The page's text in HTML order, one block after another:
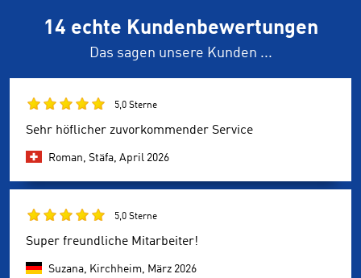
14 echte Kundenbewertungen
Das sagen unsere Kunden ...
5,0 Sterne
Sehr höflicher zuvorkommender Service
Roman, Stäfa, April 2026
5,0 Sterne
Super freundliche Mitarbeiter!
Suzana, Kirchheim, März 2026